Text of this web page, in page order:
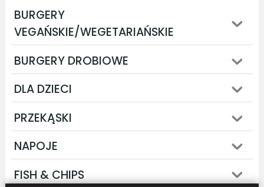
BURGERY
VEGAŃSKIE/WEGETARIAŃSKIE
BURGERY DROBIOWE
DLA DZIECI
PRZEKĄSKI
NAPOJE
FISH & CHIPS